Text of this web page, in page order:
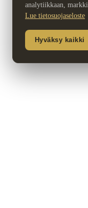
analytiikkaan,
Lue tietosuojaseloste
Hyväksy kaikki